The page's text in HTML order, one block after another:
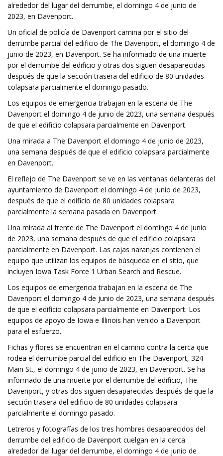
alrededor del lugar del derrumbe, el domingo 4 de junio de
2023, en Davenport.
Un oficial de policía de Davenport camina por el sitio del
derrumbe parcial del edificio de The Davenport, el domingo 4 de
junio de 2023, en Davenport. Se ha informado de una muerte
por el derrumbe del edificio y otras dos siguen desaparecidas
después de que la sección trasera del edificio de 80 unidades
colapsara parcialmente el domingo pasado.
Los equipos de emergencia trabajan en la escena de The
Davenport el domingo 4 de junio de 2023, una semana después
de que el edificio colapsara parcialmente en Davenport.
Una mirada a The Davenport el domingo 4 de junio de 2023,
una semana después de que el edificio colapsara parcialmente
en Davenport.
El reflejo de The Davenport se ve en las ventanas delanteras del
ayuntamiento de Davenport el domingo 4 de junio de 2023,
después de que el edificio de 80 unidades colapsara
parcialmente la semana pasada en Davenport.
Una mirada al frente de The Davenport el domingo 4 de junio
de 2023, una semana después de que el edificio colapsara
parcialmente en Davenport. Las cajas naranjas contienen el
equipo que utilizan los equipos de búsqueda en el sitio, que
incluyen Iowa Task Force 1 Urban Search and Rescue.
Los equipos de emergencia trabajan en la escena de The
Davenport el domingo 4 de junio de 2023, una semana después
de que el edificio colapsara parcialmente en Davenport. Los
equipos de apoyo de Iowa e Illinois han venido a Davenport
para el esfuerzo.
Fichas y flores se encuentran en el camino contra la cerca que
rodea el derrumbe parcial del edificio en The Davenport, 324
Main St., el domingo 4 de junio de 2023, en Davenport. Se ha
informado de una muerte por el derrumbe del edificio, The
Davenport, y otras dos siguen desaparecidas después de que la
sección trasera del edificio de 80 unidades colapsara
parcialmente el domingo pasado.
Letreros y fotografías de los tres hombres desaparecidos del
derrumbe del edificio de Davenport cuelgan en la cerca
alrededor del lugar del derrumbe, el domingo 4 de junio de